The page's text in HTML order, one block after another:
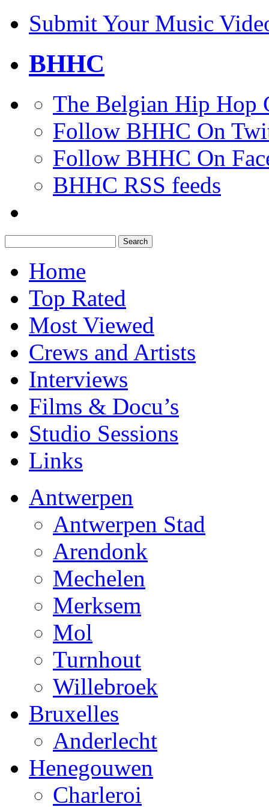
Submit Your Music
BHHC
The Belgian Hip Hop
Follow BHHC On
Follow BHHC On
BHHC RSS feeds
for:
Home
Top Rated
Most Viewed
Crews and Artists
Interviews
Films & Docu’s
Studio Sessions
Links
Antwerpen
Antwerpen Stad
Arendonk
Mechelen
Merksem
Mol
Turnhout
Willebroek
Bruxelles
Anderlecht
Henegouwen
Charleroi